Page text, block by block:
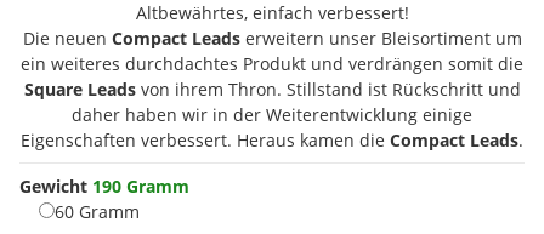
Altbewährtes, einfach verbessert!
Die neuen Compact Leadserweitern unser Bleisortiment um
ein weiteres durchdachtes Produkt und verdrängen somit die
Square Leadsvon ihrem Thron. Stillstand ist Rückschritt und
daher haben wir in der Weiterentwicklung einige
Eigenschaften verbessert. Heraus kamen die Compact Leads.
Gewicht 190 Gramm
60 Gramm